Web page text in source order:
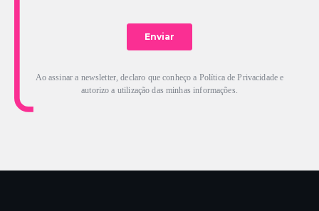
Ao assinar a newsletter, declaro que conheço a Política de Privacidade e
autorizo a utilização das minhas informações.